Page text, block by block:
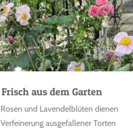
Frisch aus dem Garten
und Lavendelblüten dienen
ausgefallener Torten